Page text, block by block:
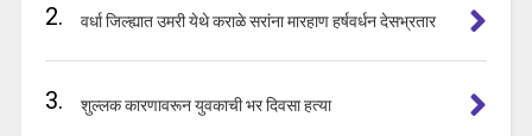
2. वर्धा जिल्ह्यात उमरी येथे कराळे सरांना मारहाण हर्षवर्धन देसभ्रतार
3. शुल्लक कारणावरून युवकाची भर दिवसा हत्या